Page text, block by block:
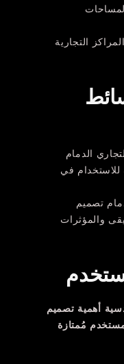
التجارية
الدمام
في
تصميم
والمؤثرات
أهمية تصميم
مُمتازة